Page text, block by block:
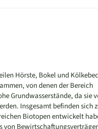
Hörste, Bokel und
von denen der Bereich
Grundwasserstände, da sie
Insgesamt befinden sich
Biotopen entwickelt
von